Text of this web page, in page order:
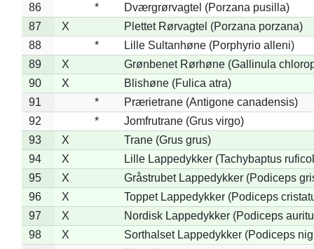
86
*
Dværgrørvagtel (Porzana pusilla)
87
X
Plettet Rørvagtel (Porzana porzana)
88
*
Lille Sultanhøne (Porphyrio alleni)
89
X
Grønbenet Rørhøne (Gallinula
90
X
Blishøne (Fulica atra)
91
*
Prærietrane (Antigone canadensis)
92
*
Jomfrutrane (Grus virgo)
93
X
Trane (Grus grus)
94
X
Lille Lappedykker (Tachybaptus
95
X
Gråstrubet Lappedykker (Podiceps
96
X
Toppet Lappedykker (Podiceps
97
X
Nordisk Lappedykker (Podiceps
98
X
Sorthalset Lappedykker (Podiceps